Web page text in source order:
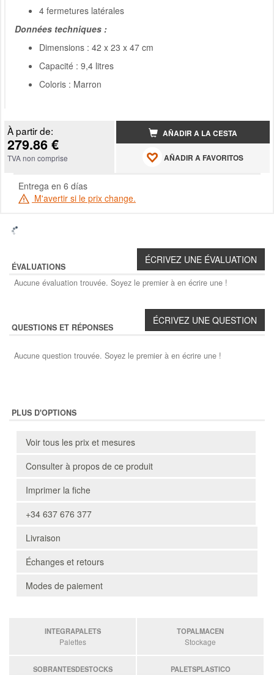
4 fermetures latérales
Données techniques :
Dimensions : 42 x 23 x 47 cm
Capacité : 9,4 litres
Coloris : Marron
À partir de:
279.86 €
TVA non comprise
AÑADIR A LA CESTA
AÑADIR A FAVORITOS
Entrega en 6 días
M'avertir si le prix change.
ÉVALUATIONS
Aucune évaluation trouvée. Soyez le premier à en écrire une !
QUESTIONS ET RÉPONSES
Aucune question trouvée. Soyez le premier à en écrire une !
PLUS D'OPTIONS
Voir tous les prix et mesures
Consulter à propos de ce produit
Imprimer la fiche
+34 637 676 377
Livraison
Échanges et retours
Modes de paiement
INTEGRAPALETS
Palettes
TOPALMACEN
Stockage
SOBRANTESDESTOCKS PALETSPLASTICO